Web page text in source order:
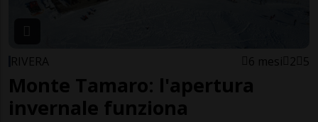
RIVERA 6 mesi 2 5
Monte Tamaro: l'apertura
invernale funziona